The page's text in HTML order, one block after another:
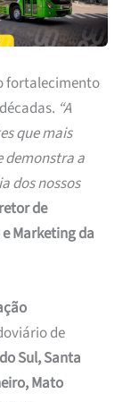
fortalecimento
“A
que mais
demonstra a
dos nossos
de
Marketing da
de
Sul, Santa
Mato